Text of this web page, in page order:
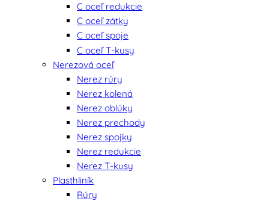
C oceľ redukcie
C oceľ zátky
C oceľ spoje
C oceľ T-kusy
Nerezová oceľ
Nerez rúry
Nerez kolená
Nerez oblúky
Nerez prechody
Nerez spojky
Nerez redukcie
Nerez T-kusy
Plasthliník
Rúry